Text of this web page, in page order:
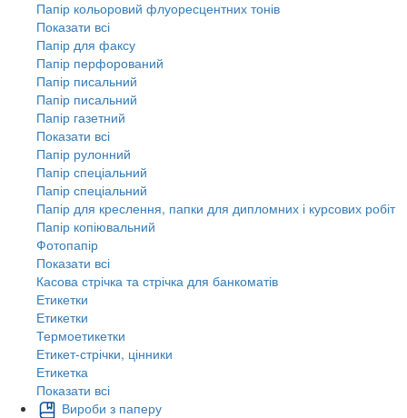
Папір кольоровий флуоресцентних тонів
Показати всі
Папір для факсу
Папір перфорований
Папір писальний
Папір писальний
Папір газетний
Показати всі
Папір рулонний
Папір спеціальний
Папір спеціальний
Папір для креслення, папки для дипломних і курсових робіт
Папір копіювальний
Фотопапір
Показати всі
Касова стрічка та стрічка для банкоматів
Етикетки
Етикетки
Термоетикетки
Етикет-стрічки, цінники
Етикетка
Показати всі
Вироби з паперу